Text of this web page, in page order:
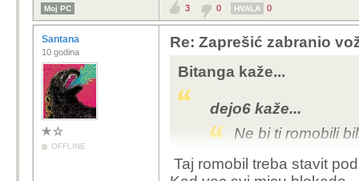
Moj PC 3 0 HVALA 0
Santana
10 godina
OFFLINE
Re: Zaprešić zabranio
Bitanga kaže...
dejo6 kaže...
Ne bi ti romobili
znaju prometne
ide i 50-60 na
Taj romobil treba stavit